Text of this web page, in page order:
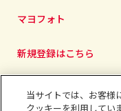
マヨフォト
新規登録はこちら
ポイント/ランクについて
当サイトでは、お客様
クッキーを利用してい